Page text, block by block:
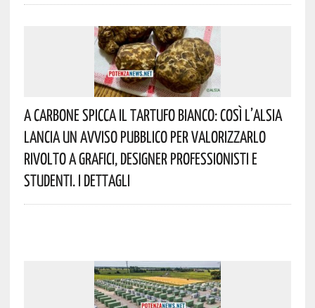
A Carbone Spicca Il Tartufo Bianco: Così L’Alsia
Lancia Un Avviso Pubblico Per Valorizzarlo
Rivolto A Grafici, Designer Professionisti E
Studenti. I Dettagli